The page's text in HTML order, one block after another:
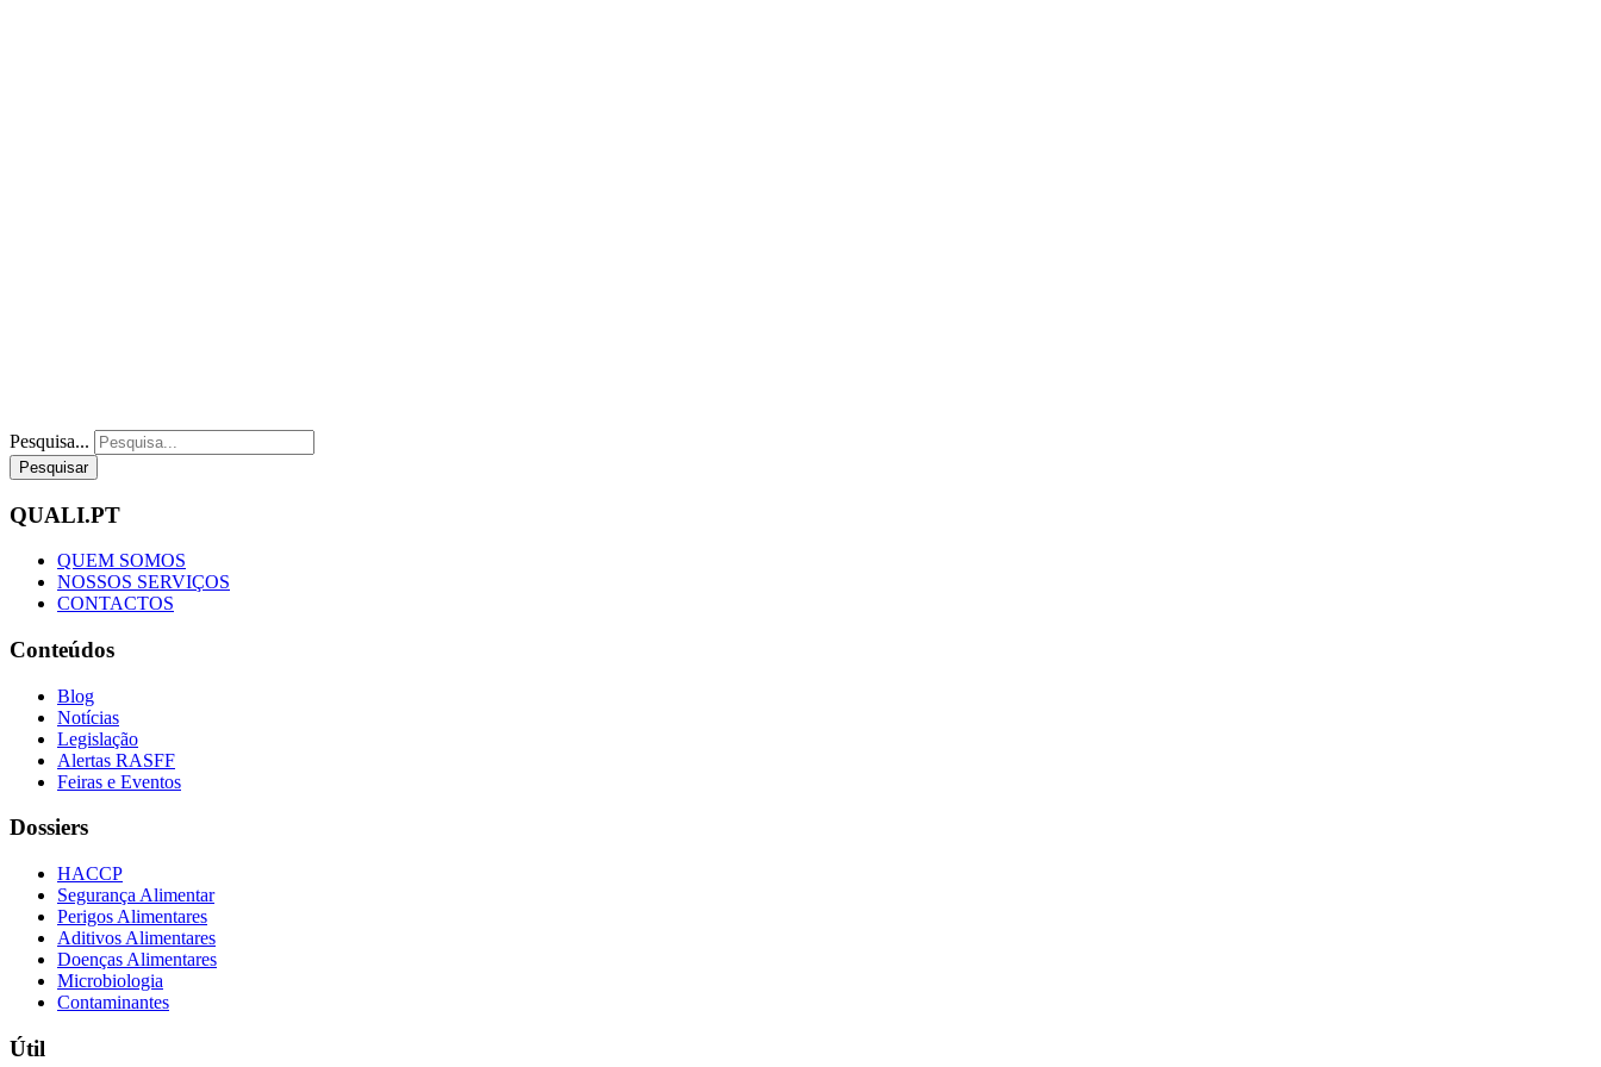
Pesquisa...
Pesquisar
QUALI.PT
QUEM SOMOS
NOSSOS SERVIÇOS
CONTACTOS
Conteúdos
Blog
Notícias
Legislação
Alertas RASFF
Feiras e Eventos
Dossiers
HACCP
Segurança Alimentar
Perigos Alimentares
Aditivos Alimentares
Doenças Alimentares
Microbiologia
Contaminantes
Útil